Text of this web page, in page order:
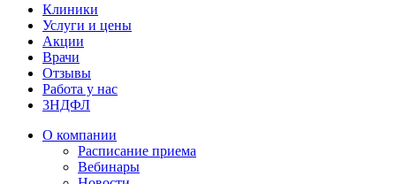
Клиники
Услуги и цены
Акции
Врачи
Отзывы
Работа у нас
3НДФЛ
О компании
Расписание приема
Вебинары